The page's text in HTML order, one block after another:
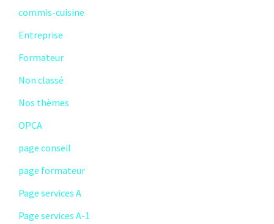
commis-cuisine
Entreprise
Formateur
Non classé
Nos thèmes
OPCA
page conseil
page formateur
Page services A
Page services A-1